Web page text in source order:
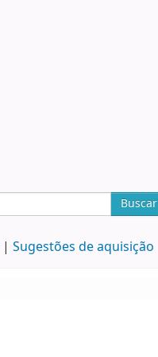
Buscar
Sugestões de aquisição